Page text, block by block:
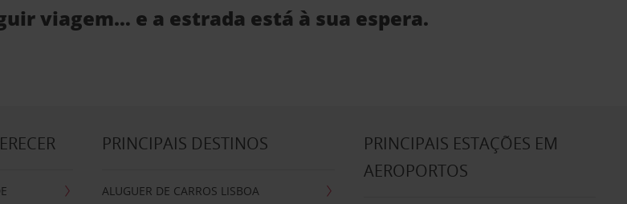
viagem… e a estrada está à sua espera.
PRINCIPAIS DESTINOS
ALUGUER DE CARROS LISBOA
PRINCIPAIS ESTAÇÕES EM
AEROPORTOS